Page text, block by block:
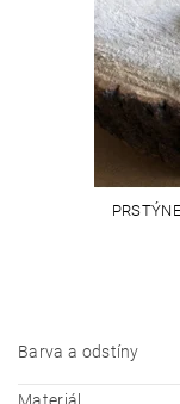
Barva a odstíny